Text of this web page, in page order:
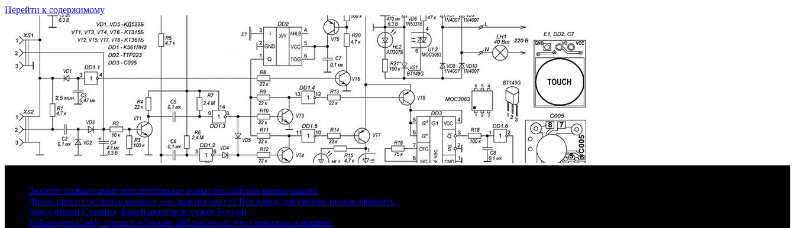
Перейти к содержимому
Эксперт назвал самые перспективные новые российские марки машин
Дилер просит оставить машину «на диагностику»? Вот какие документы нельзя забывать
Завод имени Сталина. Какой автопром нужен России
Volkswagen Caddy прошел в России 280 тысяч км: что сломалось в машине